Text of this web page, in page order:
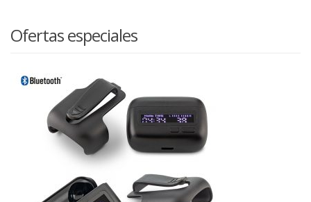
Ofertas especiales